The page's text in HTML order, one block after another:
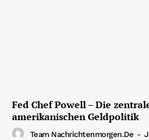
Fed Chef Powell – Die
amerikanischen Geldpolitik
Team Nachrichtenmorgen.de -